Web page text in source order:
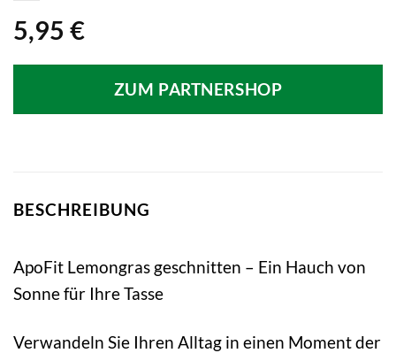
5,95 €
ZUM PARTNERSHOP
BESCHREIBUNG
ApoFit Lemongras geschnitten – Ein Hauch von
Sonne für Ihre Tasse
Verwandeln Sie Ihren Alltag in einen Moment der